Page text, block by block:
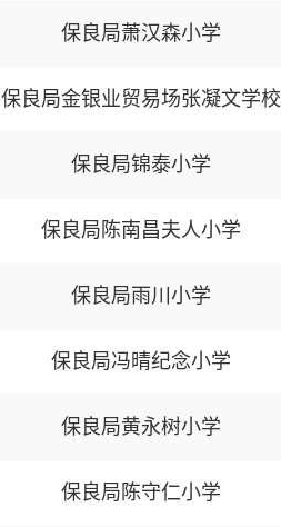
保良局萧汉森小学
保良局金银业贸易场张凝文学校
保良局锦泰小学
保良局陈南昌夫人小学
保良局雨川小学
保良局冯晴纪念小学
保良局黄永树小学
保良局陈守仁小学